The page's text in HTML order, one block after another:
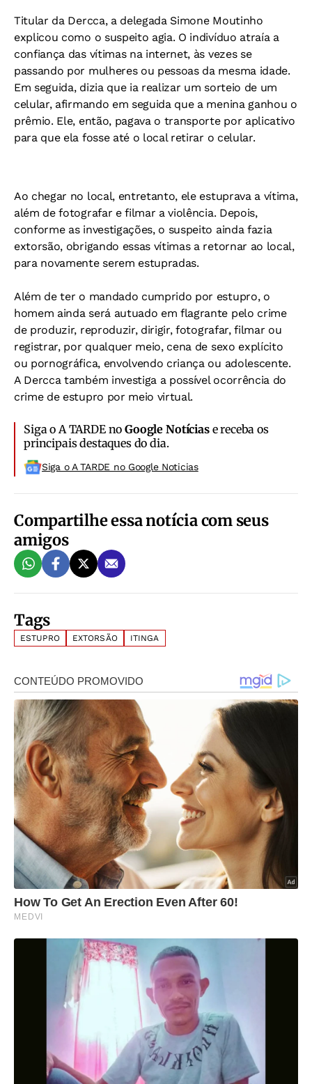
Titular da Dercca, a delegada Simone Moutinho
explicou como o suspeito agia. O indivíduo atraía a
confiança das vítimas na internet, às vezes se
passando por mulheres ou pessoas da mesma idade.
Em seguida, dizia que ia realizar um sorteio de um
celular, afirmando em seguida que a menina ganhou o
prêmio. Ele, então, pagava o transporte por aplicativo
para que ela fosse até o local retirar o celular.
Ao chegar no local, entretanto, ele estuprava a vítima,
além de fotografar e filmar a violência. Depois,
conforme as investigações, o suspeito ainda fazia
extorsão, obrigando essas vítimas a retornar ao local,
para novamente serem estupradas.
Além de ter o mandado cumprido por estupro, o
homem ainda será autuado em flagrante pelo crime
de produzir, reproduzir, dirigir, fotografar, filmar ou
registrar, por qualquer meio, cena de sexo explícito
ou pornográfica, envolvendo criança ou adolescente.
A Dercca também investiga a possível ocorrência do
crime de estupro por meio virtual.
Siga o A TARDE noGoogle Notíciase receba os
principais destaques do dia.
Siga o A TARDE no Google Noticias
Compartilhe essa notícia com seus
amigos
Tags
ESTUPRO EXTORSÃO ITINGA